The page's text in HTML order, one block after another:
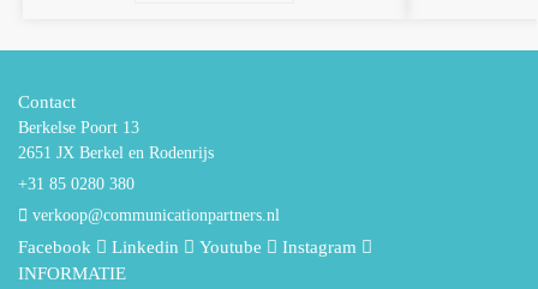
Contact
Berkelse Poort 13
2651 JX Berkel en Rodenrijs
+31 85 0280 380
verkoop@communicationpartners.nl
Facebook Linkedin Youtube
Instagram
INFORMATIE